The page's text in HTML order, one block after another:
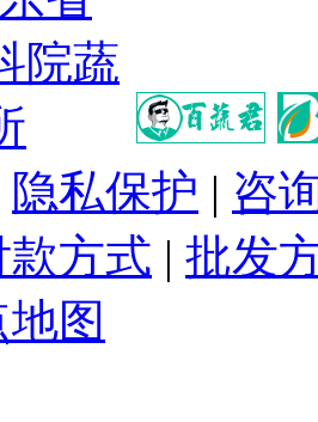
隐私保护 | 咨
款方式 | 批发
图